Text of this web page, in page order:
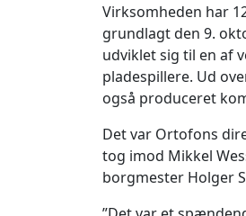
Virksomheden har
grundlagt den 9.
udviklet sig til en af
pladespillere. Ud
også produceret
Det var Ortofons
tog imod Mikkel
borgmester Holger